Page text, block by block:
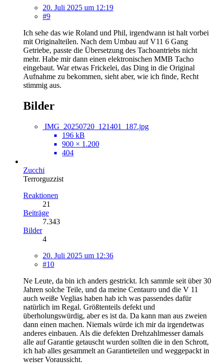
20. Juli 2025 um 12:19
#9
Ich sehe das wie Roland und Phil, irgendwann ist halt vorbei
mit Originalteilen. Nach dem Umbau auf V11 6 Gang
Getriebe, passte die Übersetzung des Tachoantriebs nicht
mehr. Habe mir dann einen elektronischen MMB Tacho
eingebaut. War etwas Frickelei, das Ding in die Original
Aufnahme zu bekommen, sieht aber, wie ich finde, Recht
stimmig aus.
Bilder
IMG_20250720_121401_187.jpg
196 kB
900 × 1.200
404
Zucchi
Terrorguzzist
Reaktionen
21
Beiträge
7.343
Bilder
4
20. Juli 2025 um 12:36
#10
Ne Leute, da bin ich anders gestrickt. Ich sammle seit über 30
Jahren solche Teile, und da meine Centauro und die V 11
auch weiße Veglias haben hab ich was passendes dafür
natürlich im Regal. Größtenteils defekt und
überholungswürdig, aber es ist da. Da kann man aus zweien
dann einen machen. Niemals würde ich mir da irgendetwas
anderes einbauen. Als die defekten Drehzahlmesser damals
alle auf Garantie getauscht wurden sollten die in den Schrott,
ich hab alles gesammelt an Garantieteilen und weggepackt in
weiser Voraussicht.